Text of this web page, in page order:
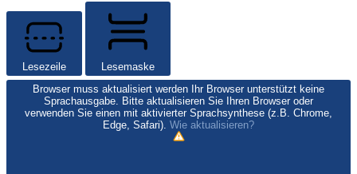
Lesezeile
Lesemaske
Browser muss aktualisiert werden
Ihr Browser unterstützt keine
Sprachausgabe. Bitte aktualisieren Sie Ihren Browser oder
verwenden Sie einen mit aktivierter Sprachsynthese (z.B. Chrome,
Edge, Safari). Wie aktualisieren?